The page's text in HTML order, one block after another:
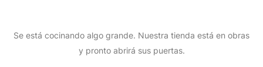
Se está cocinando algo grande. Nuestra tienda está en obras
y pronto abrirá sus puertas.